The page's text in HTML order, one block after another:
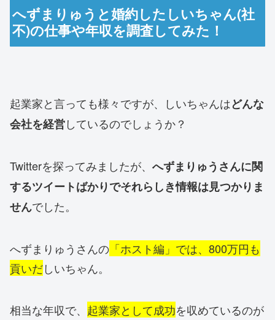
へずまりゅうと婚約したしいちゃん(社
不)の仕事や年収を調査してみた！
起業家と言っても様々ですが、しいちゃんはどんな
会社を経営しているのでしょうか？
Twitterを探ってみましたが、 へずまりゅうさんに関
するツイートばかりでそれらしき情報は見つかりま
せんでした。
へずまりゅうさんの 「ホスト編」では、800万円も
貢いだしいちゃん。
相当な年収で、 起業家として成功を収めているのが